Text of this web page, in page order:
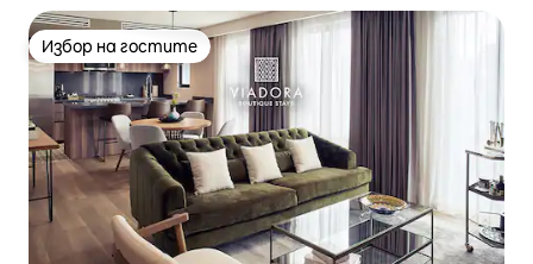
Избор на гостите
Избор на гостите